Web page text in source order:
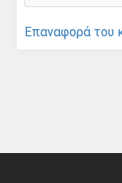
Επαναφορά του